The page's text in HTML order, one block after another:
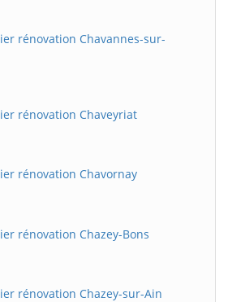
rénovation Chavannes-sur-
rénovation Chaveyriat
rénovation Chavornay
rénovation Chazey-Bons
rénovation Chazey-sur-Ain